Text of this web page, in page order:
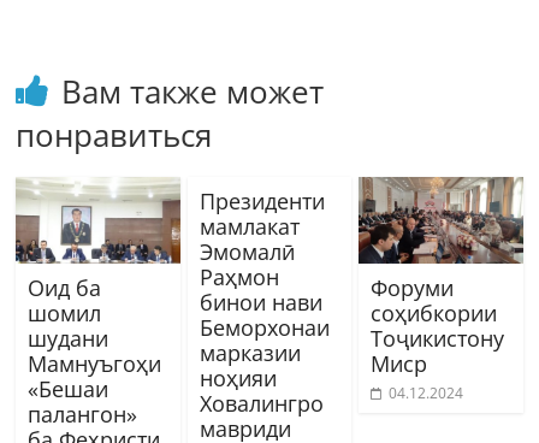
Вам также может
понравиться
Оид ба
шомил
шудани
Мамнуъгоҳи
«Бешаи
палангон»
Президенти
мамлакат
Эмомалӣ
Раҳмон
бинои нави
Беморхонаи
марказии
ноҳияи
Ховалингро
мавриди
Форуми
соҳибкории
Тоҷикистону
Миср
04.12.2024